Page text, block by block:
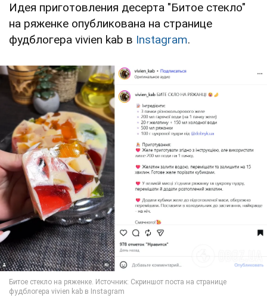
Идея приготовления десерта "Битое стекло"
на ряженке опубликована на странице
фудблогера vivien kab в Instagram.